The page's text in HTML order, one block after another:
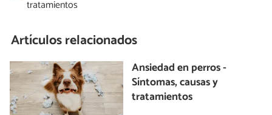
tratamientos
Artículos relacionados
Ansiedad en perros -
Síntomas, causas y
tratamientos